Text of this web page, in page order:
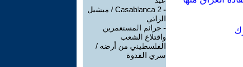
-
Casablanca 2 / ميشيل
الرائي
- جرائم المستعمرين
واقتلاع الشعب
الفلسطيني من أرضه /
سري القدوة